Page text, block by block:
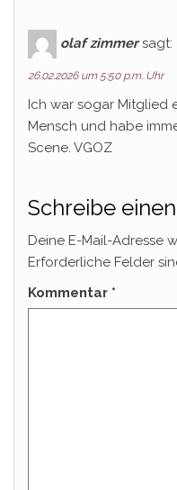
olaf zimmer sagt:
26.02.2026 um 5:50 p.m. Uhr
Ich war sogar Mitglied
Mensch und habe
Scene. VGOZ
Schreibe
Deine E-Mail-Adresse
Erforderliche Felder
Kommentar *